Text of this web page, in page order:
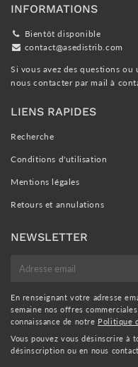
INFORMATIONS
Bientôt disponible
contact@asedistrib.com
Si vous avez des questions
nous contacter par mail à
LIENS RAPIDES
Recherche
Conditions d'utilisation
Mentions légales
Retours et annulations
NEWSLETTER
mail
En renseignant votre adresse
semaine nos offres
connaissance de notre Politique
Vous pouvez vous désinscrire à
désinscription ou en nous